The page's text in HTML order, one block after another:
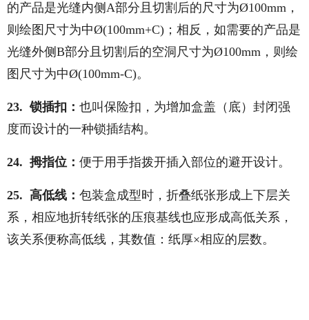
的产品是光缝内侧A部分且切割后的尺寸为Ø100mm，
则绘图尺寸为中Ø(100mm+C)；相反，如需要的产品是
光缝外侧B部分且切割后的空洞尺寸为Ø100mm，则绘
图尺寸为中Ø(100mm-C)。
23. 锁插扣： 也叫保险扣，为增加盒盖（底）封闭强
度而设计的一种锁插结构。
24. 拇指位： 便于用手指拨开插入部位的避开设计。
25. 高低线： 包装盒成型时，折叠纸张形成上下层关
系，相应地折转纸张的压痕基线也应形成高低关系，
该关系便称高低线，其数值：纸厚×相应的层数。